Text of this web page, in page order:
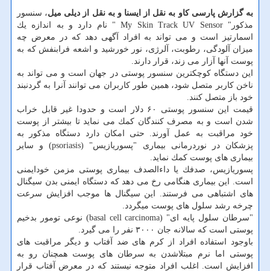
به گزارش پارسی كاو به نقل از ایسنا و به نقل از دیلی میل، سنسور
مذكور" My Skin Track UV Sensor " نام دارد و به اندازه یك
اسمارتیز است و می تواند به افراد آگهی دهد كه در معرض چه
میزان آلودگی، رطوبت، آلرژی، نور خورشید و اشعه فرابنفش كه به
پوست آنها آزار می زند، قرار دارند.
این دستگاه كوچكترین سنسور پوستی در جهان است و می تواند به
ناخن كاربر متصل شود، همین طور كاربران می توانند آنرا به گردنبند
خود باز متصل كنند.
قیمت این سنسور پوستی ۶۰ دلار است و حدودا غیر قابل خراب
شدن است و به مصرف كنندگان كمك می نماید تا بیشتر از پوست
خود مراقبت به عمل آورند. حتی امكان دارد دستگاه مذكور به
پزشكان در نوردرمانی بیماری "پسوریازیس" (psoriasis) و سایر
بیماری های پوست كمك نماید.
پسوریازیس، صدفك یا داءالصدف بیماری پوستی مزمن خودایمنی
است. این بیماری هنگامی رخ می دهد كه دستگاه ایمنی بدن سیگنال
های اشتباهی می فرستند. این سیگنال ها موجب افزایش سرعت
چرخه رشد سلول های پوست میگردد.
"سرطان سلول پایه ای" (basal cell carcinoma) نوعی تومور بدخیم
پوستی است كه سالانه جان ۳۰۰۰ نفر را می گیرد.
باوجود استفاده افراد از كرم های ضد آفتاب و دیگر مراقبت های
پوستی اما نرم مبتلاشدن به سرطان های پوست همچنان رو به
افزایش است. اغلب افراد متوجه نیستند كه در معرض آفتاب قرار